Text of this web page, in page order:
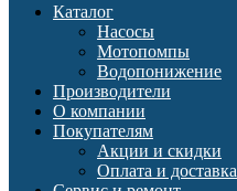
Каталог
Насосы
Мотопомпы
Водопонижение
Производители
О компании
Покупателям
Акции и скидки
Оплата и доставка